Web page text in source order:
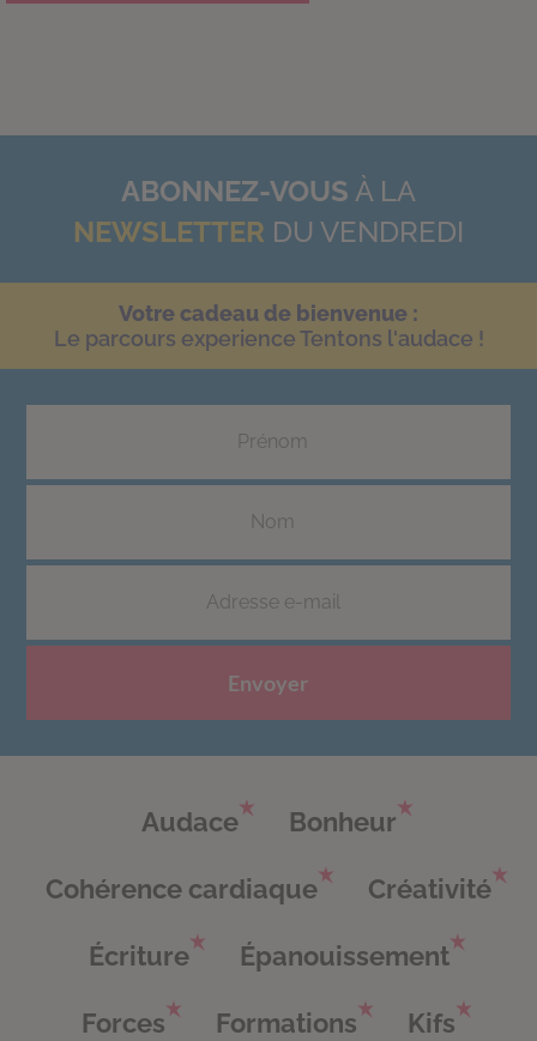
ABONNEZ-VOUS À LA
NEWSLETTER DU VENDREDI
Votre cadeau de bienvenue :
Le parcours experience Tentons l'audace !
Envoyer
Audace Bonheur
Cohérence cardiaque Créativité
Écriture Épanouissement
Forces Formations Kifs